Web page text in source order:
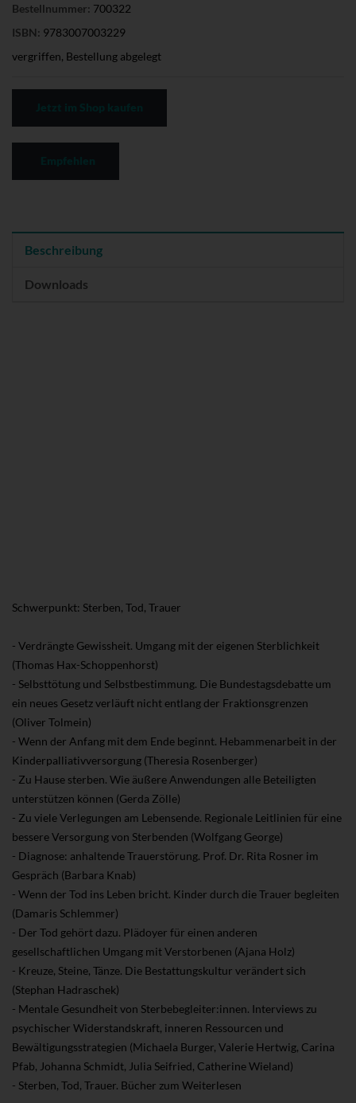
Bestellnummer: 700322
ISBN: 9783007003229
vergriffen, Bestellung abgelegt
Beschreibung
Downloads
Schwerpunkt: Sterben, Tod, Trauer
- Verdrängte Gewissheit. Umgang mit der eigenen Sterblichkeit
(Thomas Hax-Schoppenhorst)
- Selbsttötung und Selbstbestimmung. Die Bundestagsdebatte um
ein neues Gesetz verläuft nicht entlang der Fraktionsgrenzen
(Oliver Tolmein)
- Wenn der Anfang mit dem Ende beginnt. Hebammenarbeit in der
Kinderpalliativversorgung (Theresia Rosenberger)
- Zu Hause sterben. Wie äußere Anwendungen alle Beteiligten
unterstützen können (Gerda Zölle)
- Zu viele Verlegungen am Lebensende. Regionale Leitlinien für eine
bessere Versorgung von Sterbenden (Wolfgang George)
- Diagnose: anhaltende Trauerstörung. Prof. Dr. Rita Rosner im
Gespräch (Barbara Knab)
- Wenn der Tod ins Leben bricht. Kinder durch die Trauer begleiten
(Damaris Schlemmer)
- Der Tod gehört dazu. Plädoyer für einen anderen
gesellschaftlichen Umgang mit Verstorbenen (Ajana Holz)
- Kreuze, Steine, Tänze. Die Bestattungskultur verändert sich
(Stephan Hadraschek)
- Mentale Gesundheit von Sterbebegleiter:innen. Interviews zu
psychischer Widerstandskraft, inneren Ressourcen und
Bewältigungsstrategien (Michaela Burger, Valerie Hertwig, Carina
Pfab, Johanna Schmidt, Julia Seifried, Catherine Wieland)
- Sterben, Tod, Trauer. Bücher zum Weiterlesen